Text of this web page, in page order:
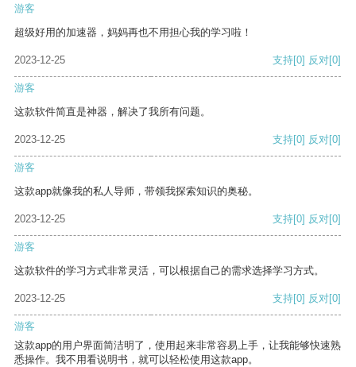
游客
超级好用的加速器，妈妈再也不用担心我的学习啦！
2023-12-25 支持[0] 反对[0]
游客
这款软件简直是神器，解决了我所有问题。
2023-12-25 支持[0] 反对[0]
游客
这款app就像我的私人导师，带领我探索知识的奥秘。
2023-12-25 支持[0] 反对[0]
游客
这款软件的学习方式非常灵活，可以根据自己的需求选择学习方式。
2023-12-25 支持[0] 反对[0]
游客
这款app的用户界面简洁明了，使用起来非常容易上手，让我能够快速熟
悉操作。我不用看说明书，就可以轻松使用这款app。